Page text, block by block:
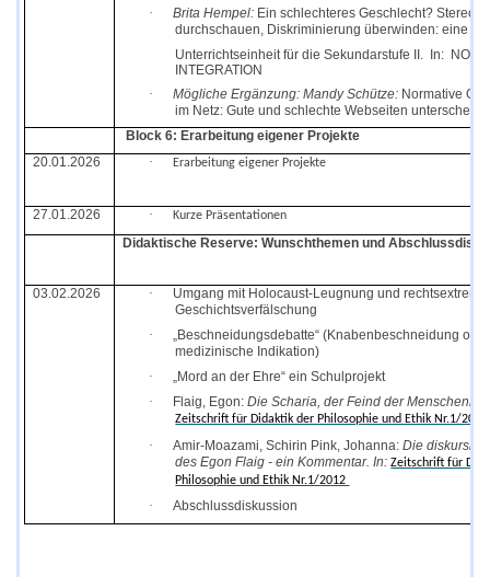
·
Brita Hempel: Ein schlechteres Geschlecht?
durchschauen, Diskriminierung überwinden: eine
Unterrichtseinheit für die Sekundarstufe II.
In:
INTEGRATION
·
Mögliche Ergänzung: Mandy Schütze: Normative
im Netz: Gute und schlechte Webseiten
Block 6: Erarbeitung eigener Projekte
20.01.2026
· Erarbeitung eigener Projekte
27.01.2026 · Kurze Präsentationen
Didaktische Reserve: Wunschthemen und
03.02.2026 ·
Umgang mit Holocaust-Leugnung und
Geschichtsverfälschung
·
„Beschneidungsdebatte“ (Knabenbeschneidung
medizinische Indikation)
·
„Mord an der Ehre“ ein Schulprojekt
·
Flaig, Egon:Die Scharia, der Feind der
Zeitschrift für Didaktik der Philosophie und Ethik Nr.1/
· Amir-Moazami, Schirin Pink, Johanna:Die
des Egon Flaig - ein Kommentar. In:Zeitschrift für
Philosophie und Ethik Nr.1/2012
· Abschlussdiskussion